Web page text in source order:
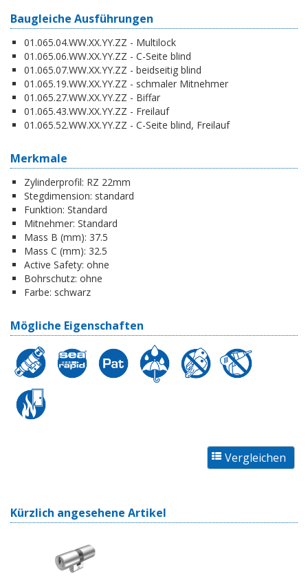
Baugleiche Ausführungen
01.065.04.WW.XX.YY.ZZ - Multilock
01.065.06.WW.XX.YY.ZZ - C-Seite blind
01.065.07.WW.XX.YY.ZZ - beidseitig blind
01.065.19.WW.XX.YY.ZZ - schmaler Mitnehmer
01.065.27.WW.XX.YY.ZZ - Biffar
01.065.43.WW.XX.YY.ZZ - Freilauf
01.065.52.WW.XX.YY.ZZ - C-Seite blind, Freilauf
Merkmale
Zylinderprofil: RZ 22mm
Stegdimension: standard
Funktion: Standard
Mitnehmer: Standard
Mass B (mm): 37.5
Mass C (mm): 32.5
Active Safety: ohne
Bohrschutz: ohne
Farbe: schwarz
Mögliche Eigenschaften
Kürzlich angesehene Artikel